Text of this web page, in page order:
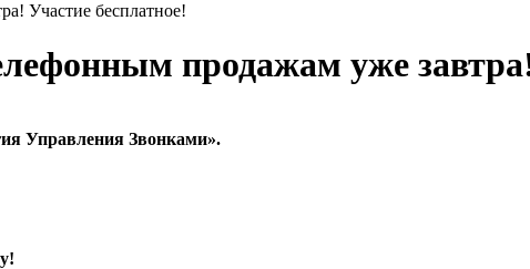
Участие бесплатное!
продажам уже
Управления Звонками».